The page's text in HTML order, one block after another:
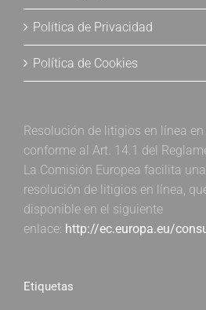
Política de Privacidad
Política de Cookies
Resolución de litigios en línea
conforme al Art. 14.1 del
La Comisión Europea facilita
resolución de litigios en línea,
disponible en el siguiente
enlace: http://ec.europa.eu/
Etiquetas